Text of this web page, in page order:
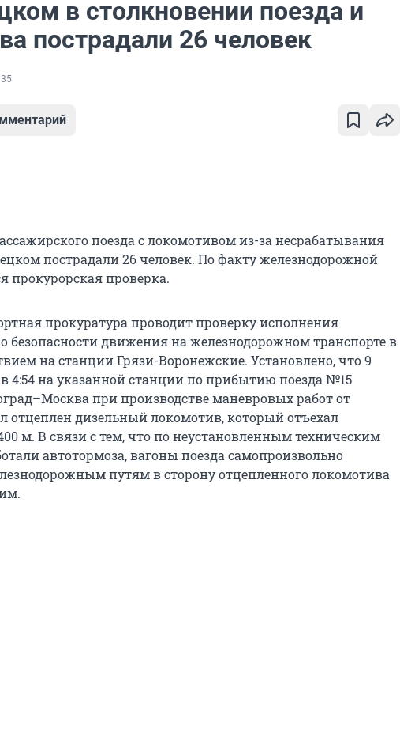
в столкновении поезда и
пострадали 26 человек
поезда с локомотивом из-за несрабатывания
пострадали 26 человек. По факту железнодорожной
прокурорская проверка.
прокуратура проводит проверку исполнения
о безопасности движения на железнодорожном транспорте в
на станции Грязи-Воронежские. Установлено, что 9
4:54 на указанной станции по прибытию поезда №15
при производстве маневровых работ от
отцеплен дизельный локомотив, который отъехал
м. В связи с тем, что по неустановленным техническим
автотормоза, вагоны поезда самопроизвольно
путям в сторону отцепленного локомотива